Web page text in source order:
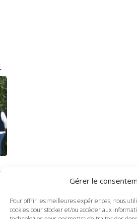
Gérer le
Pour offrir les meilleures expériences, nous
cookies pour stocker et/ou accéder aux
les données pratiques, les
souhaitez enrichir nos rubriques ou
et il sera actualisé pour mieux vous